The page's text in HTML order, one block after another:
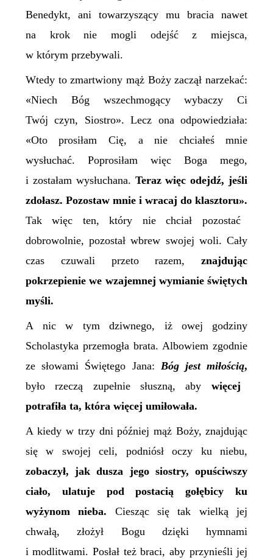
Benedykt, ani towarzyszący mu bracia nawet
na krok nie mogli odejść z miejsca,
w którym przebywali.
Wtedy to zmartwiony mąż Boży zaczął narzekać:
«Niech Bóg wszechmogący wybaczy Ci
Twój czyn, Siostro». Lecz ona odpowiedziała:
«Oto prosiłam Cię, a nie chciałeś mnie
wysłuchać. Poprosiłam więc Boga mego,
i zostałam wysłuchana. Teraz więc odejdź, jeśli
zdołasz. Pozostaw mnie i wracaj do klasztoru».
Tak więc ten, który nie chciał pozostać
dobrowolnie, pozostał wbrew swojej woli. Cały
czas czuwali przeto razem,znajdując
pokrzepienie we wzajemnej wymianie świętych
myśli.
A nic w tym dziwnego, iż owej godziny
Scholastyka przemogła brata. Albowiem zgodnie
ze słowami Świętego Jana: Bóg jest miłością,
było rzeczą zupełnie słuszną, aby więcej
potrafiła ta, która więcej umiłowała.
A kiedy w trzy dni później mąż Boży, znajdując
się w swojej celi, podniósł oczy ku niebu,
zobaczył, jak dusza jego siostry, opuściwszy
ciało, ulatuje pod postacią gołębicy ku
wyżynom nieba. Ciesząc się tak wielką jej
chwałą, złożył Bogu dzięki hymnami
i modlitwami. Posłał też braci, aby przynieśli jej